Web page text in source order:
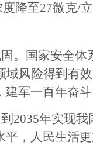
度降至27微克/
国家安全体
域风险得到有
建军一百年奋
2035年实现
，人民生活